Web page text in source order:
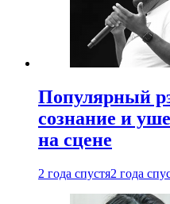
Популярный
сознание и
на сцене
2 года спустя2 года